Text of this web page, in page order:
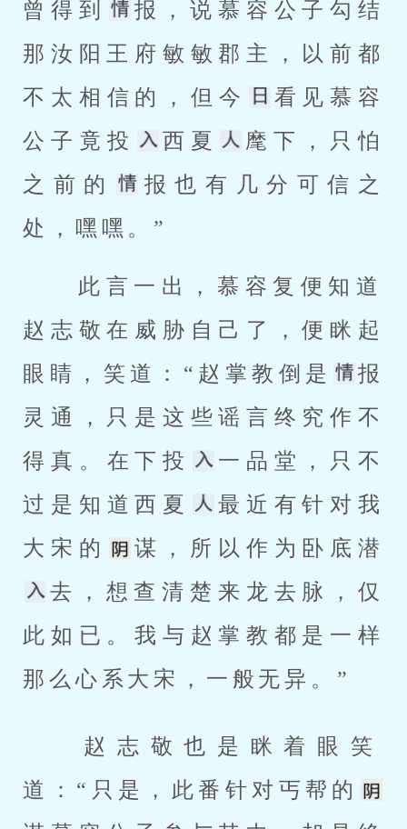
曾得到
报，说慕容公子勾结
那汝阳王府敏敏郡主，以前都
不太相信的，但今
看见慕容
公子竟投
西夏
麾下，只怕
之前的
报也有几分可信之
处，嘿嘿。”
赵志敬在威胁自己了，便眯起
眼睛，笑道：“赵掌教倒是
报
灵通，只是这些谣言终究作不
得真。在下投
一品堂，只不
过是知道西夏
最近有针对我
大宋的
谋，所以作为卧底潜
去，想查清楚来龙去脉，仅
此如已。我与赵掌教都是一样
那么心系大宋，一般无异。”
道：“只是，此番针对丐帮的